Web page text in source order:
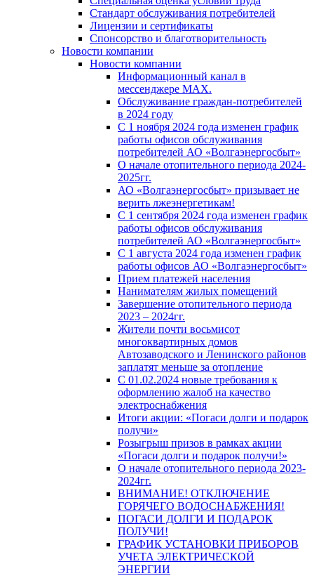
Стандарт обслуживания потребителей
Лицензии и сертификаты
Спонсорство и благотворительность
Новости компании
Новости компании
Информационный канал в
мессенджере MAX.
Обслуживание граждан-потребителей
в 2024 году
С 1 ноября 2024 года изменен график
работы офисов обслуживания
потребителей АО «Волгаэнергосбыт»
О начале отопительного периода 2024-
2025гг.
АО «Волгаэнергосбыт» призывает не
верить лжеэнергетикам!
С 1 сентября 2024 года изменен график
работы офисов обслуживания
потребителей АО «Волгаэнергосбыт»
С 1 августа 2024 года изменен график
работы офисов АО «Волгаэнергосбыт»
Прием платежей населения
Нанимателям жилых помещений
Завершение отопительного периода
2023 – 2024гг.
Жители почти восьмисот
многоквартирных домов
Автозаводского и Ленинского районов
заплатят меньше за отопление
С 01.02.2024 новые требования к
оформлению жалоб на качество
электроснабжения
Итоги акции: «Погаси долги и подарок
получи»
Розыгрыш призов в рамках акции
«Погаси долги и подарок получи!»
О начале отопительного периода 2023-
2024гг.
ВНИМАНИЕ! ОТКЛЮЧЕНИЕ
ГОРЯЧЕГО ВОДОСНАБЖЕНИЯ!
ПОГАСИ ДОЛГИ И ПОДАРОК
ПОЛУЧИ!
ГРАФИК УСТАНОВКИ ПРИБОРОВ
УЧЕТА ЭЛЕКТРИЧЕСКОЙ
ЭНЕРГИИ